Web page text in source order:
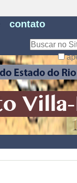
contato